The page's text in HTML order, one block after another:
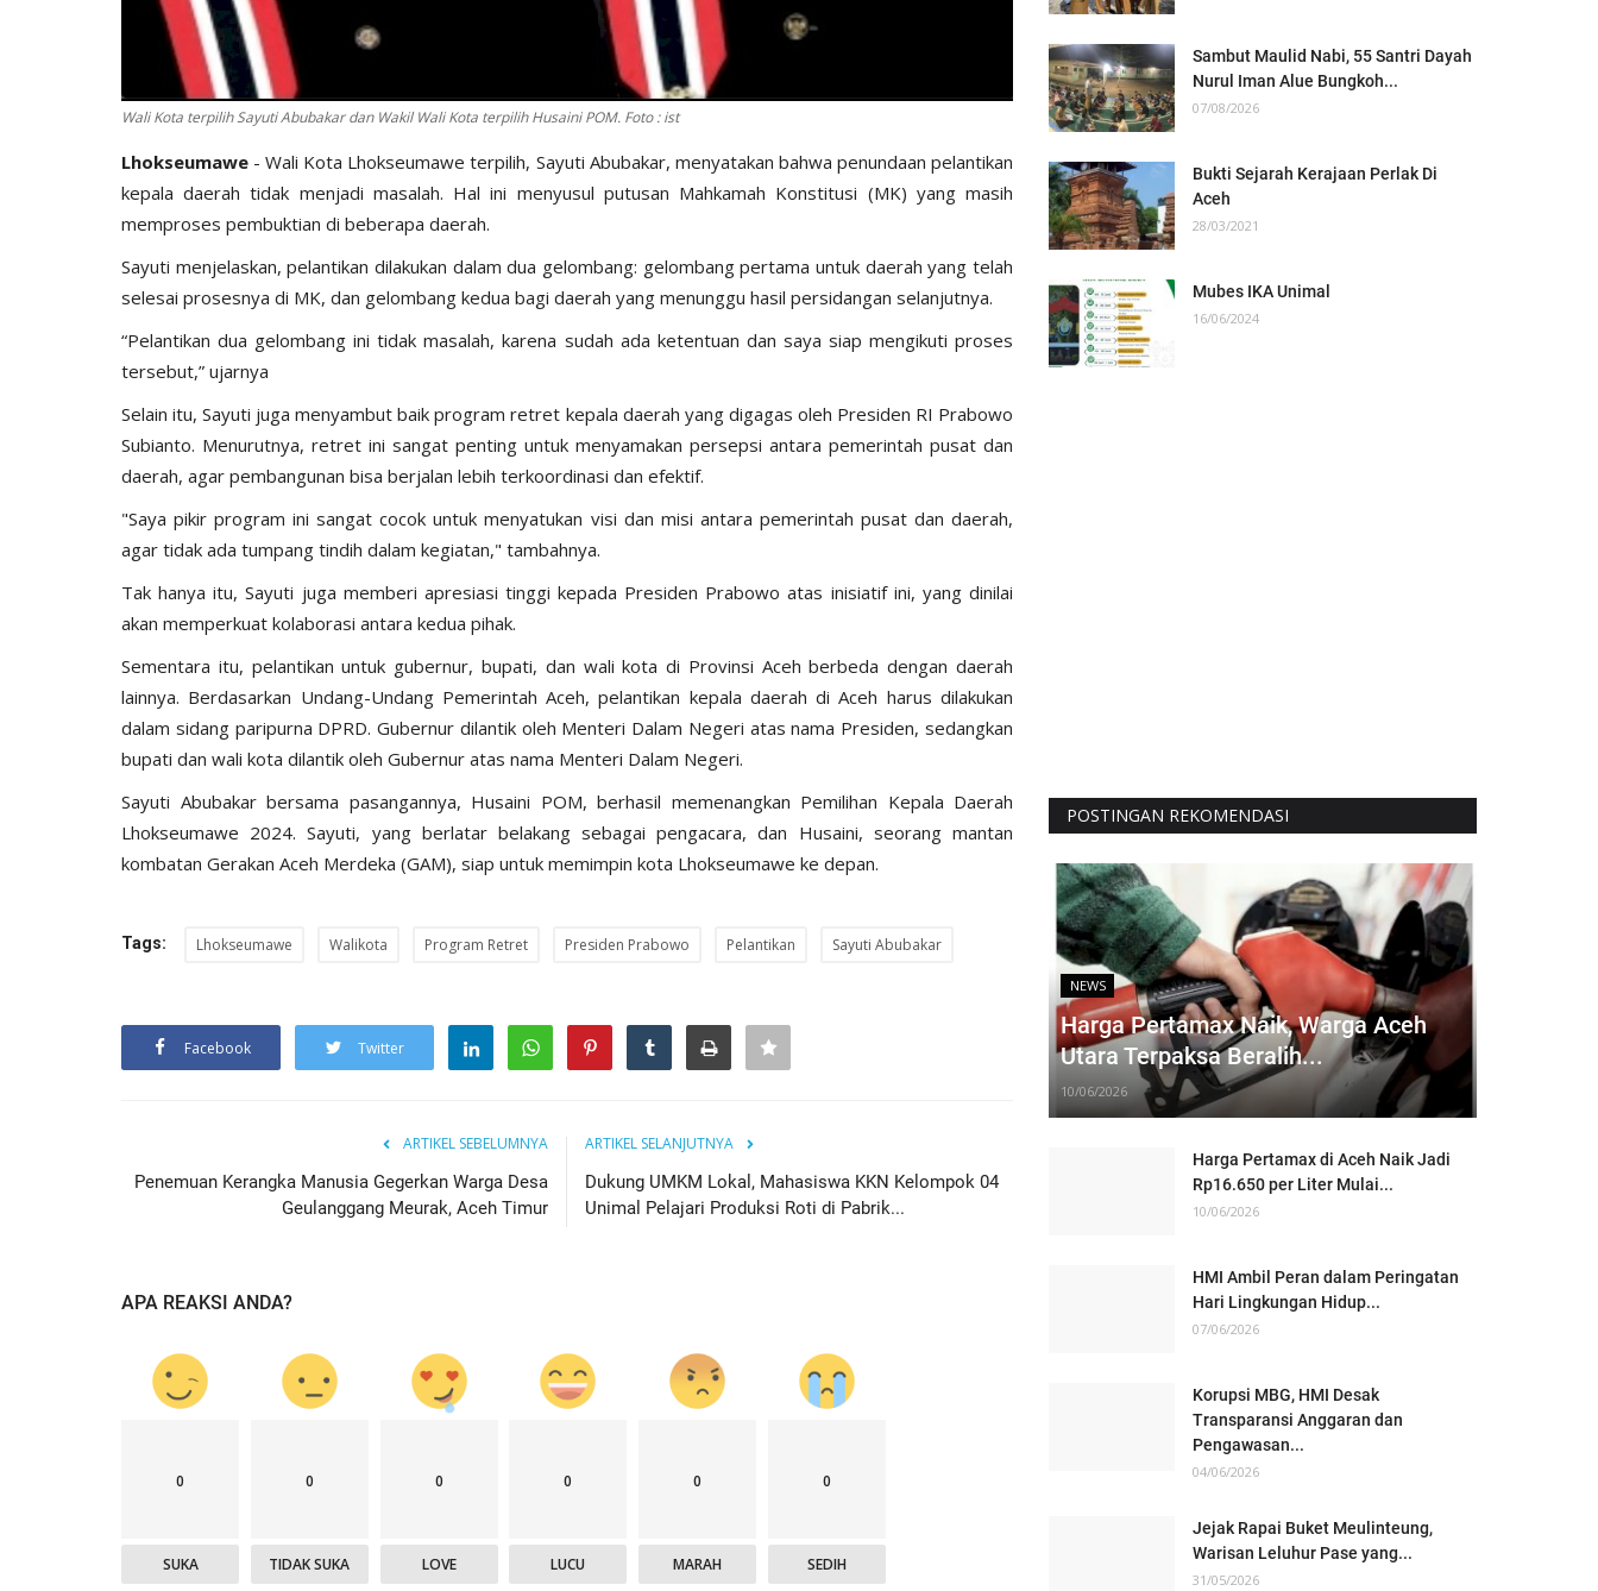
Wali Kota terpilih Sayuti Abubakar dan Wakil Wali Kota terpilih Husaini POM. Foto : ist
Lhokseumawe - Wali Kota Lhokseumawe terpilih, Sayuti Abubakar, menyatakan bahwa penundaan pelantikan
kepala daerah tidak menjadi masalah. Hal ini menyusul putusan Mahkamah Konstitusi (MK) yang masih
memproses pembuktian di beberapa daerah.
Sayuti menjelaskan, pelantikan dilakukan dalam dua gelombang: gelombang pertama untuk daerah yang telah
selesai prosesnya di MK, dan gelombang kedua bagi daerah yang menunggu hasil persidangan selanjutnya.
“Pelantikan dua gelombang ini tidak masalah, karena sudah ada ketentuan dan saya siap mengikuti proses
tersebut,” ujarnya
Selain itu, Sayuti juga menyambut baik program retret kepala daerah yang digagas oleh Presiden RI Prabowo
Subianto. Menurutnya, retret ini sangat penting untuk menyamakan persepsi antara pemerintah pusat dan
daerah, agar pembangunan bisa berjalan lebih terkoordinasi dan efektif.
"Saya pikir program ini sangat cocok untuk menyatukan visi dan misi antara pemerintah pusat dan daerah,
agar tidak ada tumpang tindih dalam kegiatan," tambahnya.
Tak hanya itu, Sayuti juga memberi apresiasi tinggi kepada Presiden Prabowo atas inisiatif ini, yang dinilai
akan memperkuat kolaborasi antara kedua pihak.
Sementara itu, pelantikan untuk gubernur, bupati, dan wali kota di Provinsi Aceh berbeda dengan daerah
lainnya. Berdasarkan Undang-Undang Pemerintah Aceh, pelantikan kepala daerah di Aceh harus dilakukan
dalam sidang paripurna DPRD. Gubernur dilantik oleh Menteri Dalam Negeri atas nama Presiden, sedangkan
bupati dan wali kota dilantik oleh Gubernur atas nama Menteri Dalam Negeri.
Sayuti Abubakar bersama pasangannya, Husaini POM, berhasil memenangkan Pemilihan Kepala Daerah
Lhokseumawe 2024. Sayuti, yang berlatar belakang sebagai pengacara, dan Husaini, seorang mantan
kombatan Gerakan Aceh Merdeka (GAM), siap untuk memimpin kota Lhokseumawe ke depan.
Tags: Lhokseumawe Walikota Program Retret Presiden Prabowo Pelantikan Sayuti Abubakar
Facebook Twitter
ARTIKEL SEBELUMNYA
Penemuan Kerangka Manusia Gegerkan Warga Desa
Geulanggang Meurak, Aceh Timur
ARTIKEL SELANJUTNYA
Dukung UMKM Lokal, Mahasiswa KKN Kelompok 04
Unimal Pelajari Produksi Roti di Pabrik...
APA REAKSI ANDA?
0
SUKA
0
TIDAK SUKA
0
LOVE
0
LUCU
0
MARAH
0
SEDIH
Sambut Maulid Nabi, 55 Santri Dayah
Nurul Iman Alue Bungkoh...
07/08/2026
Bukti Sejarah Kerajaan Perlak Di
Aceh
28/03/2021
Mubes IKA Unimal
16/06/2024
POSTINGAN REKOMENDASI
NEWS
Harga Pertamax Naik, Warga Aceh
Utara Terpaksa Beralih...
10/06/2026
Harga Pertamax di Aceh Naik Jadi
Rp16.650 per Liter Mulai...
10/06/2026
HMI Ambil Peran dalam Peringatan
Hari Lingkungan Hidup...
07/06/2026
Korupsi MBG, HMI Desak
Transparansi Anggaran dan
Pengawasan...
04/06/2026
Jejak Rapai Buket Meulinteung,
Warisan Leluhur Pase yang...
31/05/2026